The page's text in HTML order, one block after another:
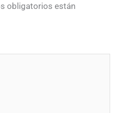
obligatorios están